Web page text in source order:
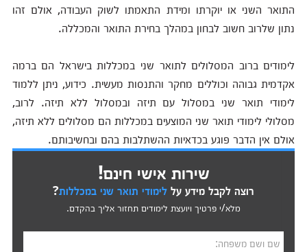
התואר השני או יוקרתו ומידת התאמתו לשוק העבודה, אולם זהו
נתון שלרוב חשוב לבחון במהלך בחירת התואר והמכללה.
לימודים ברוב המסלולים לתואר שני במכללות בישראל הם ברמה
אקדמית גבוהה וכוללים מחקר והתנסות מעשית. כידוע, ניתן ללמוד
לימודי תואר שני במסלול עם תיזה ובמסלול ללא תיזה. לרוב,
מסלולי לימודי תואר שני המוצעים במכללות הם מסלולים ללא תיזה,
אולם אין הדבר פוגע בכדאיות ההשתלבות בהם ובחשיבותם.
שירות אישי חינם!
רוצה לקבל מידע על לימודי תואר שני במכללות?
מלא/י פרטיך ויועצת לימודים תחזור אליך בהקדם.
שם ושם משפחה: